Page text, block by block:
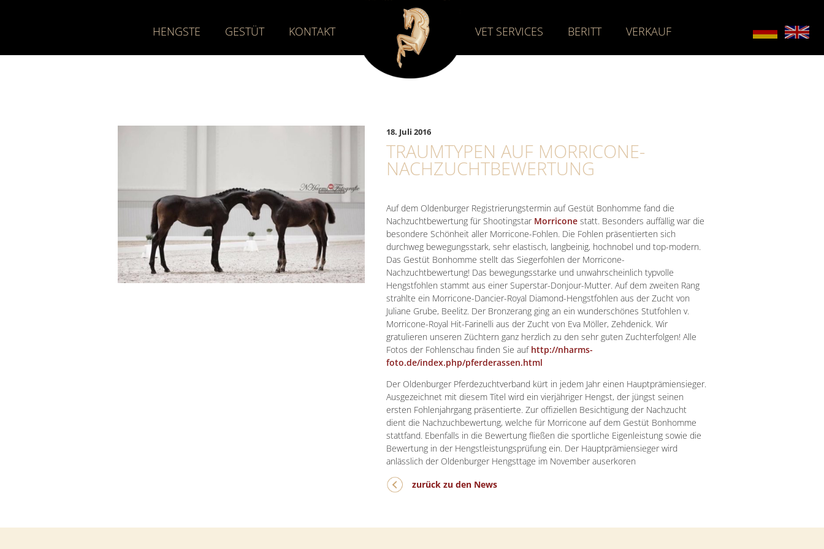
HENGSTE GESTÜT KONTAKT VET SERVICES BERITT VERKAUF
18. Juli 2016
TRAUMTYPEN AUF MORRICONE-
NACHZUCHTBEWERTUNG
Auf dem Oldenburger Registrierungstermin auf Gestüt Bonhomme fand die
Nachzuchtbewertung für Shootingstar Morriconestatt. Besonders auffällig war die
besondere Schönheit aller Morricone-Fohlen. Die Fohlen präsentierten sich
durchweg bewegungsstark, sehr elastisch, langbeinig, hochnobel und top-modern.
Das Gestüt Bonhomme stellt das Siegerfohlen der Morricone-
Nachzuchtbewertung! Das bewegungsstarke und unwahrscheinlich typvolle
Hengstfohlen stammt aus einer Superstar-Donjour-Mutter. Auf dem zweiten Rang
strahlte ein Morricone-Dancier-Royal Diamond-Hengstfohlen aus der Zucht von
Juliane Grube, Beelitz. Der Bronzerang ging an ein wunderschönes Stutfohlen v.
Morricone-Royal Hit-Farinelli aus der Zucht von Eva Möller, Zehdenick. Wir
gratulieren unseren Züchtern ganz herzlich zu den sehr guten Zuchterfolgen! Alle
Fotos der Fohlenschau finden Sie auf http://nharms-
foto.de/index.php/pferderassen.html
Der Oldenburger Pferdezuchtverband kürt in jedem Jahr einen Hauptprämiensieger.
Ausgezeichnet mit diesem Titel wird ein vierjähriger Hengst, der jüngst seinen
ersten Fohlenjahrgang präsentierte. Zur offiziellen Besichtigung der Nachzucht
dient die Nachzuchbewertung, welche für Morricone auf dem Gestüt Bonhomme
stattfand. Ebenfalls in die Bewertung fließen die sportliche Eigenleistung sowie die
Bewertung in der Hengstleistungsprüfung ein. Der Hauptprämiensieger wird
anlässlich der Oldenburger Hengsttage im November auserkoren
zurück zu den News